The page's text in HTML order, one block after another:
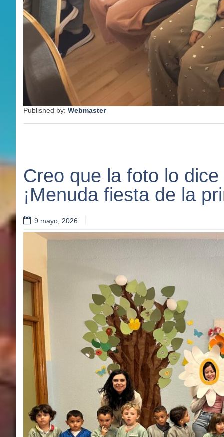
Published by: Webmaster
Creo que la foto lo
¡Menuda fiesta de la
9 mayo, 2026